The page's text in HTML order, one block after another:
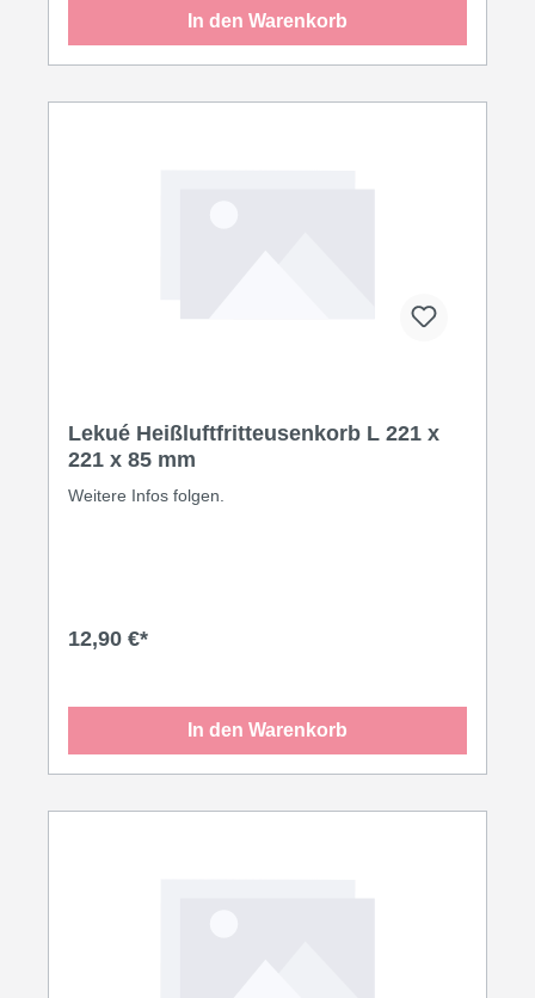
In den Warenkorb
Lekué Heißluftfritteusenkorb L 221 x
221 x 85 mm
Weitere Infos folgen.
12,90 €*
In den Warenkorb